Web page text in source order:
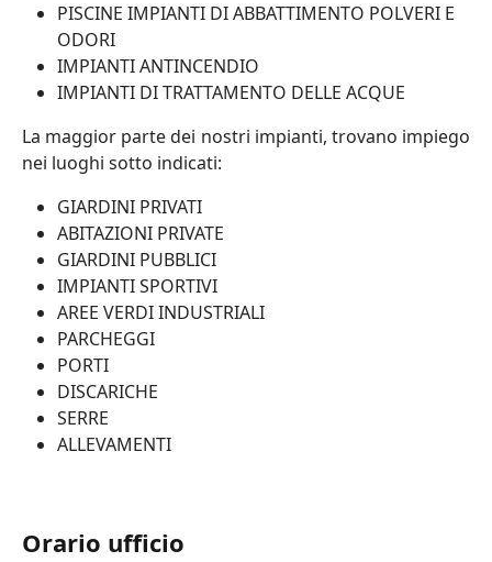
PISCINE IMPIANTI DI ABBATTIMENTO POLVERI E
ODORI
IMPIANTI ANTINCENDIO
IMPIANTI DI TRATTAMENTO DELLE ACQUE
La maggior parte dei nostri impianti, trovano impiego
nei luoghi sotto indicati:
GIARDINI PRIVATI
ABITAZIONI PRIVATE
GIARDINI PUBBLICI
IMPIANTI SPORTIVI
AREE VERDI INDUSTRIALI
PARCHEGGI
PORTI
DISCARICHE
SERRE
ALLEVAMENTI
Orario ufficio